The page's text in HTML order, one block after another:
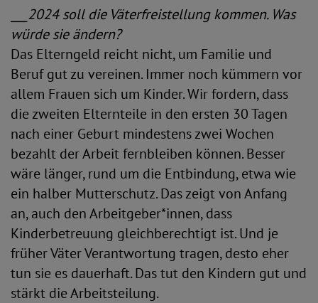
___2024 soll die Väterfreistellung kommen. Was
würde sie ändern?
Das Elterngeld reicht nicht, um Familie und
Beruf gut zu vereinen. Immer noch kümmern vor
allem Frauen sich um Kinder. Wir fordern, dass
die zweiten Elternteile in den ersten 30 Tagen
nach einer Geburt mindestens zwei Wochen
bezahlt der Arbeit fernbleiben können. Besser
wäre länger, rund um die Entbindung, etwa wie
ein halber Mutterschutz. Das zeigt von Anfang
an, auch den Arbeitgeber*innen, dass
Kinderbetreuung gleichberechtigt ist. Und je
früher Väter Verantwortung tragen, desto eher
tun sie es dauerhaft. Das tut den Kindern gut und
stärkt die Arbeitsteilung.